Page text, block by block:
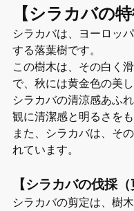
【シラカバの特
シラカバは、ヨーロッ
する落葉樹です。
この樹木は、その白く
で、秋には黄金色の美
シラカバの清涼感あふ
観に清潔感と明るさをも
また、シラカバは、そ
れています。
【シラカバの伐採
シラカバの剪定は、樹